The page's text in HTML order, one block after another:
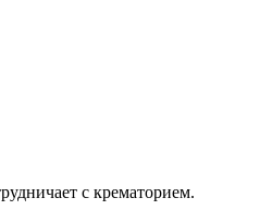
с крематорием.